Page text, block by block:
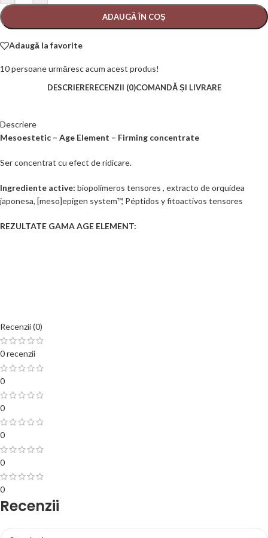
ADAUGĂ ÎN COȘ
Adaugă la favorite
10persoane urmăresc acum acest produs!
DESCRIERERECENZII (0)COMANDĂ ȘI LIVRARE
Descriere
Mesoestetic – Age Element – Firming concentrate
Ser concentrat cu efect de ridicare.
Ingrediente active: biopolímeros tensores , extracto de orquídea
japonesa, [meso]epigen system™, Péptidos y fitoactivos tensores
REZULTATE GAMA AGE ELEMENT:
Recenzii (0)
0 recenzii
0
0
0
0
0
Recenzii